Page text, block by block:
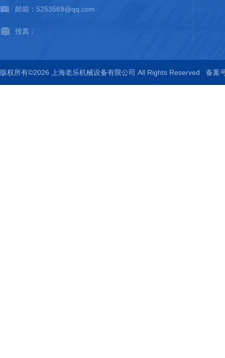
邮箱：5253569@qq.com
传真：
版权所有©2026 上海老乐机械设备有限公司 All Rights Reserved 备案